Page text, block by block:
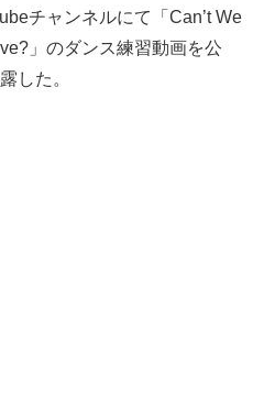
チャンネルにて「Can’t We
」のダンス練習動画を公
した。